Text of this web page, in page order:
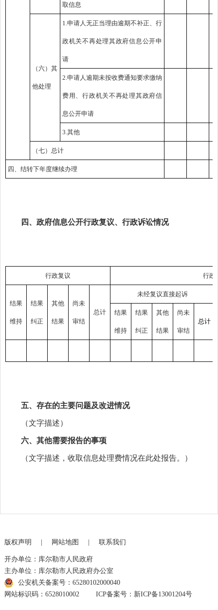
取信息
（六）其
他处理
1.申请人无正当理由逾期不补正、行
政机关不再处理其政府信息公开申
请
2.申请人逾期未按收费通知要求缴纳
费用、行政机关不再处理其政府信
息公开申请
3.其他
（七）总计
四、结转下年度继续办理
四、政府信息公开行政复议、行政诉讼情况
行政复议 行政
结果
维持
结果
纠正
其他
结果
尚未
审结
总计
未经复议直接起诉
结果
维持
结果
纠正
其他
结果
尚未
审结
总计
五、存在的主要问题及改进情况
（文字描述）
六、其他需要报告的事项
（文字描述，收取信息处理费情况在此处报告。）
版权声明 | 网站地图 | 联系我们
开办单位：库尔勒市人民政府
主办单位：库尔勒市人民政府办公室
公安机关备案号：65280102000040
网站标识码：6528010002
ICP备案号：新ICP备13001204号